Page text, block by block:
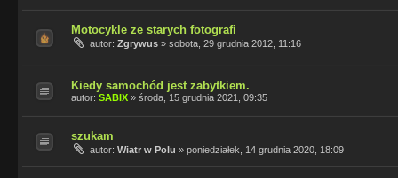
Motocykle ze starych fotografi
autor: Zgrywus » sobota, 29 grudnia 2012, 11:16
Kiedy samochód jest zabytkiem.
autor: SABIX » środa, 15 grudnia 2021, 09:35
szukam
autor: Wiatr w Polu » poniedziałek, 14 grudnia 2020, 18:09